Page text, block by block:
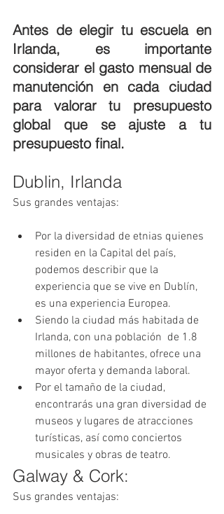
Antes de elegir tu escuela en
Irlanda, es importante
considerar el gasto mensual de
manutención en cada ciudad
para valorar tu presupuesto
global que se ajuste a tu
presupuesto final.
Dublin, Irlanda
Sus grandes ventajas:
Por la diversidad de etnias quienes
residen en la Capital del país,
podemos describir que la
experiencia que se vive en Dublín,
es una experiencia Europea.
Siendo la ciudad más habitada de
Irlanda, con una población  de 1.8
millones de habitantes, ofrece una
mayor oferta y demanda laboral.
Por el tamaño de la ciudad,
encontrarás una gran diversidad de
museos y lugares de atracciones
turísticas, así como conciertos
musicales y obras de teatro.
Galway & Cork:
Sus grandes ventajas: